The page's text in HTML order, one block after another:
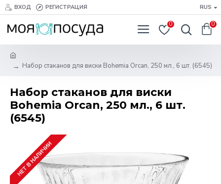
ВХОД РЕГИСТРАЦИЯ RUS
0 0
Набор стаканов для виски Bohemia Orcan, 250 мл., 6 шт. (6545)
Набор стаканов для виски
Bohemia Orcan, 250 мл., 6 шт.
(6545)
НЕТ В НАЛИЧИИ